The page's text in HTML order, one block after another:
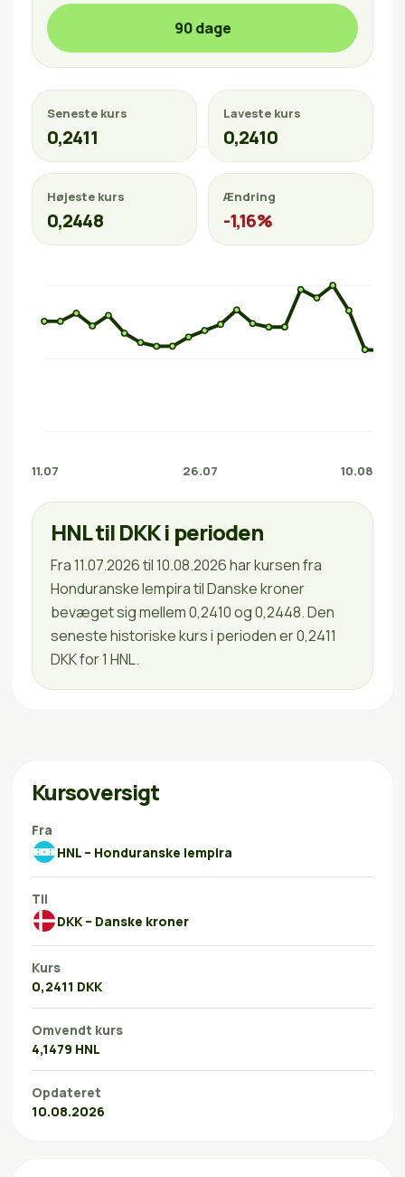
90 dage
Seneste kurs
0,2411
Laveste kurs
0,2410
Højeste kurs
0,2448
Ændring
-1,16%
11.07 26.07 10.08
HNL til DKK i perioden
Fra 11.07.2026 til 10.08.2026 har kursen fra
Honduranske lempira til Danske kroner
bevæget sig mellem 0,2410 og 0,2448. Den
seneste historiske kurs i perioden er 0,2411
DKK for 1 HNL.
Kursoversigt
Fra
HNL – Honduranske lempira
Til
DKK – Danske kroner
Kurs
0,2411 DKK
Omvendt kurs
4,1479 HNL
Opdateret
10.08.2026